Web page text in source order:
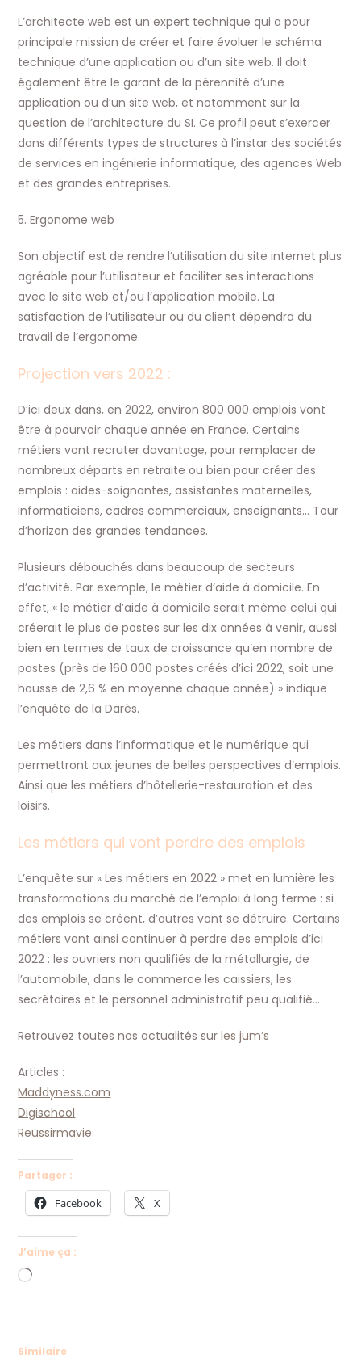
L’architecte web est un expert technique qui a pour
principale mission de créer et faire évoluer le schéma
technique d’une application ou d’un site web. Il doit
également être le garant de la pérennité d’une
application ou d’un site web, et notamment sur la
question de l’architecture du SI. Ce profil peut s’exercer
dans différents types de structures à l’instar des sociétés
de services en ingénierie informatique, des agences Web
et des grandes entreprises.
5. Ergonome web
Son objectif est de rendre l’utilisation du site internet plus
agréable pour l’utilisateur et faciliter ses interactions
avec le site web et/ou l’application mobile. La
satisfaction de l’utilisateur ou du client dépendra du
travail de l’ergonome.
Projection vers 2022 :
D’ici deux dans, en 2022, environ 800 000 emplois vont
être à pourvoir chaque année en France. Certains
métiers vont recruter davantage, pour remplacer de
nombreux départs en retraite ou bien pour créer des
emplois : aides-soignantes, assistantes maternelles,
informaticiens, cadres commerciaux, enseignants… Tour
d’horizon des grandes tendances.
Plusieurs débouchés dans beaucoup de secteurs
d’activité. Par exemple, le métier d’aide à domicile. En
effet, « le métier d’aide à domicile serait même celui qui
créerait le plus de postes sur les dix années à venir, aussi
bien en termes de taux de croissance qu’en nombre de
postes (près de 160 000 postes créés d’ici 2022, soit une
hausse de 2,6 % en moyenne chaque année) » indique
l’enquête de la Darès.
Les métiers dans l’informatique et le numérique qui
permettront aux jeunes de belles perspectives d’emplois.
Ainsi que les métiers d’hôtellerie-restauration et des
loisirs.
Les métiers qui vont perdre des emplois
L’enquête sur « Les métiers en 2022 » met en lumière les
transformations du marché de l’emploi à long terme : si
des emplois se créent, d’autres vont se détruire. Certains
métiers vont ainsi continuer à perdre des emplois d’ici
2022 : les ouvriers non qualifiés de la métallurgie, de
l’automobile, dans le commerce les caissiers, les
secrétaires et le personnel administratif peu qualifié…
Retrouvez toutes nos actualités surles jum’s
Articles :
Maddyness.com
Digischool
Reussirmavie
Partager :
Facebook X
J’aime ça :
Chargement…
Similaire